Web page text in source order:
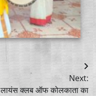
Next:
लायंस क्लब ऑफ कोलकाता का